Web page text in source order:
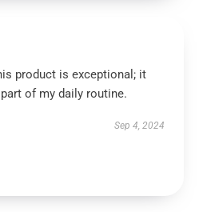
product is exceptional; it
of my daily routine.
Sep 4, 2024